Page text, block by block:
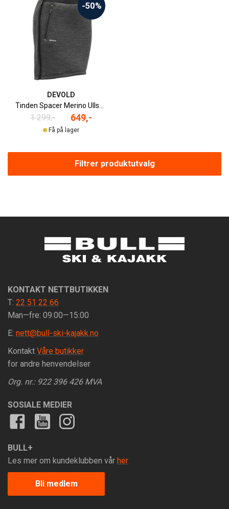
-50%
DEVOLD
1 299,- 649,-
Få på lager
Filtrer produktutvalg
KONTAKT NETTBUTIKKEN
T: 22 51 22 66
Man—fre: 09:00—15:00
E: nett@bull-ski-kajakk.no
Kontakt Våre butikker
for andre henvendelser
Org. nr.: 922 396 426 MVA
SOSIALE MEDIER
BULL+
Les mer om kundeklubben vår her
Bli medlem